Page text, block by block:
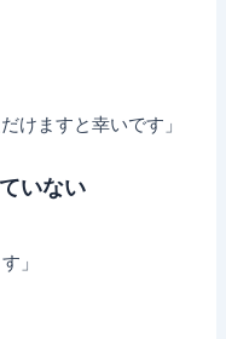
けますと幸いです」
いない
」